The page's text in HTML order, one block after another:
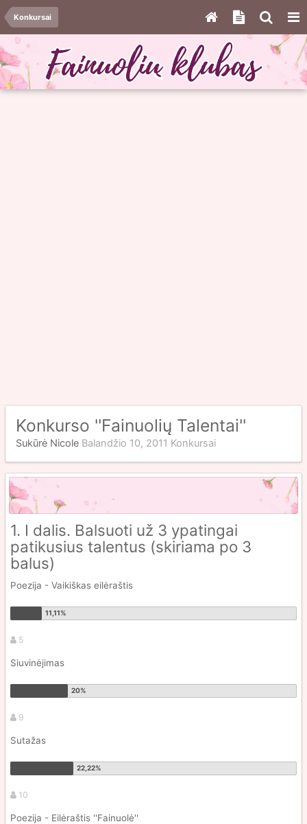
Konkursai
Konkurso ''Fainuolių Talentai''
Sukūrė Nicole Balandžio 10, 2011 Konkursai
1. I dalis. Balsuoti už 3 ypatingai
patikusius talentus (skiriama po 3
balus)
Poezija - Vaikiškas eilėraštis
5
Siuvinėjimas
9
Sutažas
10
Poezija - Eilėraštis ''Fainuolė''